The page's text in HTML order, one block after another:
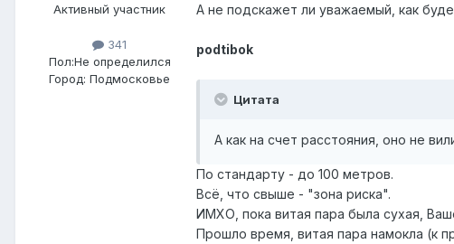
Активный участник
341
Пол:Не определился
Город: Подмосковье
А не подскажет ли уважаемый, как
podtibok
Цитата
А как на счет расстояния, оно не
По стандарту - до 100 метров.
Всё, что свыше - "зона риска".
ИМХО, пока витая пара была сухая,
Прошло время, витая пара намокла (к